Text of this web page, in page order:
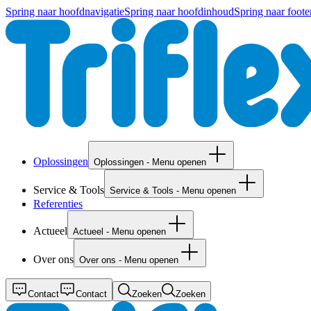
Spring naar hoofdnavigatieSpring naar hoofdinhoudSpring naar
Oplossingen Oplossingen - Menu openen
Service & Tools Service & Tools - Menu openen
Referenties
Actueel Actueel - Menu openen
Over ons Over ons - Menu openen
Contact Contact Zoeken Zoeken